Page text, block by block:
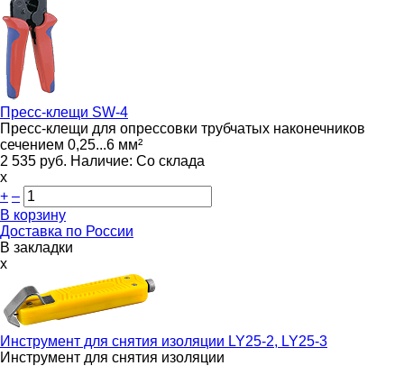
Пресс-клещи SW-4
Пресс-клещи для опрессовки трубчатых наконечников
сечением 0,25...6 мм²
2 535 руб. Наличие: Со склада
х
+ –
В корзину
Доставка по России
В закладки
x
Инструмент для снятия изоляции LY25-2, LY25-3
Инструмент для снятия изоляции